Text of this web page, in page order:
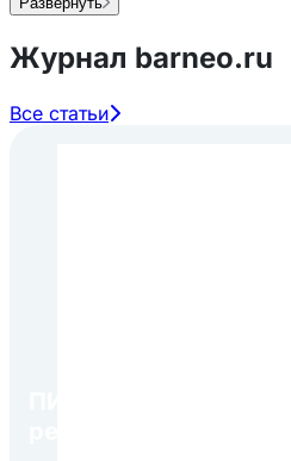
Журнал barneo.ru
Все статьи